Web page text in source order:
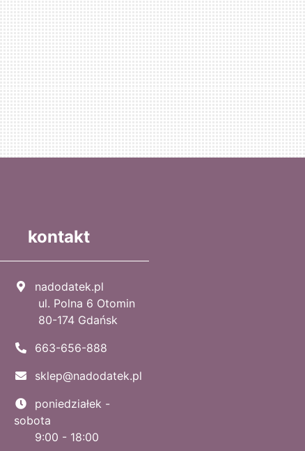
kontakt
nadodatek.pl
ul. Polna 6 Otomin
80-174 Gdańsk
663-656-888
sklep@nadodatek.pl
poniedziałek -
sobota
9:00 - 18:00